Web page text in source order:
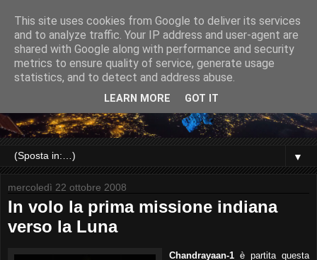
▼
mercoledì 22 ottobre 2008
In volo la prima missione indiana
verso la Luna
Chandrayaan-1 è partita questa
This site uses cookies from Google to deliver its services
and to analyze traffic. Your IP address and user-agent are
shared with Google along with performance and security
metrics to ensure quality of service, generate usage
statistics, and to detect and address abuse.
LEARN MORE GOT IT